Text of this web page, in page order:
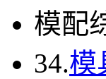
模配
34.模